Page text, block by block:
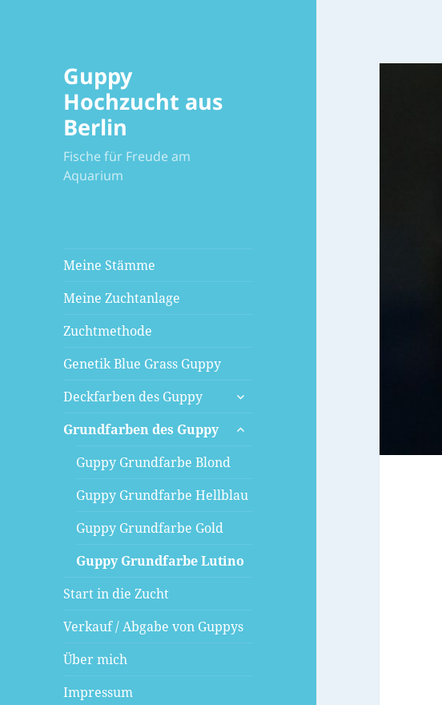
Guppy
Hochzucht aus
Berlin
Fische für Freude am
Aquarium
Meine Stämme
Meine Zuchtanlage
Zuchtmethode
Genetik Blue Grass Guppy
Deckfarben des Guppy
untermenü
Grundfarben des Guppy
untermenü
Guppy Grundfarbe Blond
Guppy Grundfarbe Hellblau
Guppy Grundfarbe Gold
Guppy Grundfarbe Lutino
Start in die Zucht
Verkauf / Abgabe von Guppys
Über mich
Impressum